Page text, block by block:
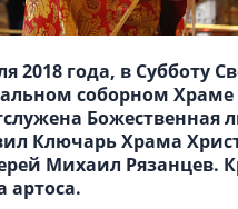
2018 года, в Субботу
соборном Храме
Божественная
Ключарь Храма
Михаил Рязанцев.
артоса.